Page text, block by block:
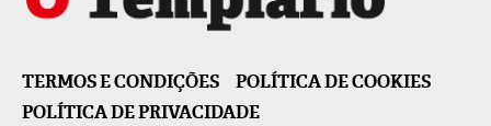
TERMOS E CONDIÇÕES
POLÍTICA DE COOKIES
POLÍTICA DE PRIVACIDADE